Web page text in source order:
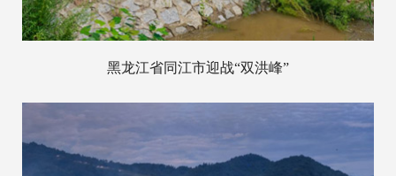
黑龙江省同江市迎战“双洪峰”